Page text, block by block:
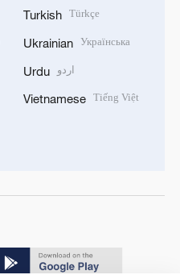
Turkish Türkçe
Ukrainian Українська
Urdu اردو
Vietnamese Tiếng Việt